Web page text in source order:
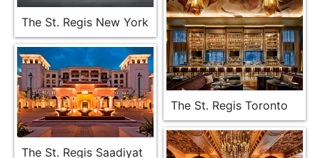
The St. Regis New York
The St. Regis Toronto
The St. Regis Saadiyat